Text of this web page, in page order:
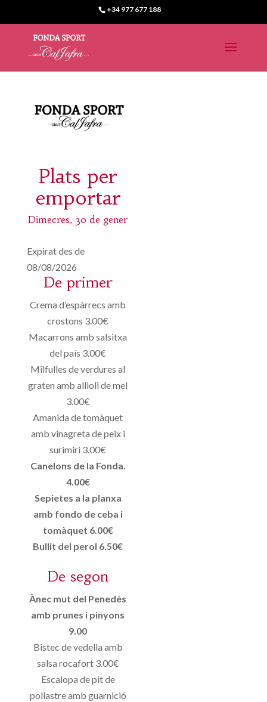
+34 977 677 188
Plats per
emportar
Dimecres, 30 de gener
Expirat des de
08/08/2026
De primer
Crema d’espàrrecs amb
crostons 3.00€
Macarrons amb salsitxa
del país 3.00€
Milfulles de verdures al
graten amb allioli de mel
3.00€
Amanida de tomàquet
amb vinagreta de peix i
surimiri 3.00€
Canelons de la Fonda.
4.00€
Sepietes a la planxa
amb fondo de ceba i
tomàquet 6.00€
Bullit del perol 6.50€
De segon
Ànec mut del Penedès
amb prunes i pinyons
9.00
Bistec de vedella amb
salsa rocafort 3.00€
Escalopa de pit de
pollastre amb guarnició